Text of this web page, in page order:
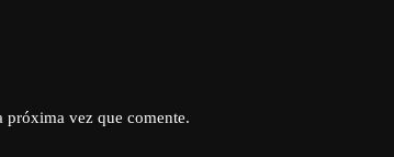
próxima vez que comente.